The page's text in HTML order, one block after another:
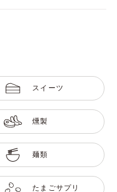
スイーツ
燻製
麺類
たまごサプリ